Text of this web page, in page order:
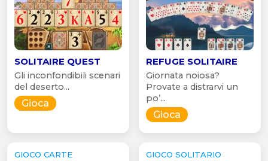
SOLITAIRE QUEST
Gli inconfondibili scenari
del deserto...
Gioca
REFUGE SOLITAIRE
Giornata noiosa?
Provate a distrarvi un
po’...
Gioca
GIOCO CARTE GIOCO SOLITARIO